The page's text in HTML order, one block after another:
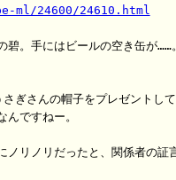
ml/24600/24610.html
碧。手にはビールの空き缶が……
ぎさんの帽子をプレゼントし
ですねー。
ノリノリだったと、関係者の証